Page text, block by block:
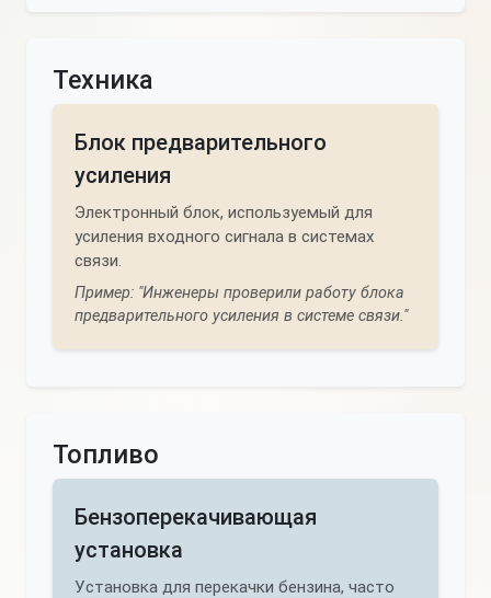
Техника
Блок предварительного
усиления
Электронный блок, используемый для
усиления входного сигнала в системах
связи.
Пример: "Инженеры проверили работу блока
предварительного усиления в системе связи."
Топливо
Бензоперекачивающая
установка
Установка для перекачки бензина, часто